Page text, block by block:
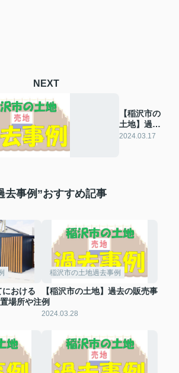
NEXT
【稲沢市の
土地】過去
の販売事例
2024.03.17
去事例”おすすめ記事
における
場所や注
稲沢市の土地過去事例
【稲沢市の土地】過去の販売事
例
2024.03.28